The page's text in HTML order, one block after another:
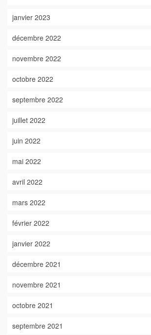
janvier 2023
décembre 2022
novembre 2022
octobre 2022
septembre 2022
juillet 2022
juin 2022
mai 2022
avril 2022
mars 2022
février 2022
janvier 2022
décembre 2021
novembre 2021
octobre 2021
septembre 2021